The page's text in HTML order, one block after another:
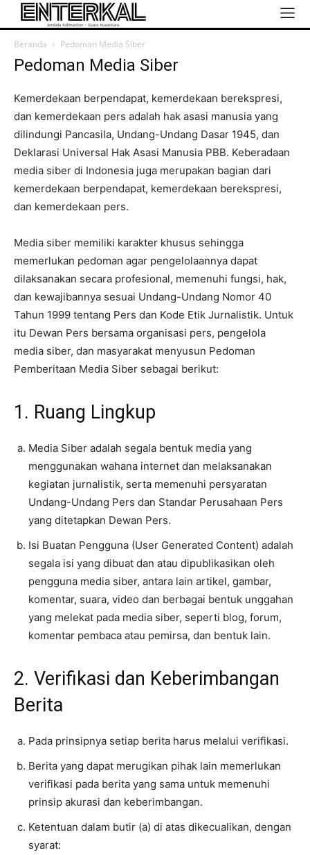
Beranda Pedoman Media Siber
Pedoman Media Siber
Kemerdekaan berpendapat, kemerdekaan berekspresi,
dan kemerdekaan pers adalah hak asasi manusia yang
dilindungi Pancasila, Undang-Undang Dasar 1945, dan
Deklarasi Universal Hak Asasi Manusia PBB. Keberadaan
media siber di Indonesia juga merupakan bagian dari
kemerdekaan berpendapat, kemerdekaan berekspresi,
dan kemerdekaan pers.
Media siber memiliki karakter khusus sehingga
memerlukan pedoman agar pengelolaannya dapat
dilaksanakan secara profesional, memenuhi fungsi, hak,
dan kewajibannya sesuai Undang-Undang Nomor 40
Tahun 1999 tentang Pers dan Kode Etik Jurnalistik. Untuk
itu Dewan Pers bersama organisasi pers, pengelola
media siber, dan masyarakat menyusun Pedoman
Pemberitaan Media Siber sebagai berikut:
1. Ruang Lingkup
Media Siber adalah segala bentuk media yang
menggunakan wahana internet dan melaksanakan
kegiatan jurnalistik, serta memenuhi persyaratan
Undang-Undang Pers dan Standar Perusahaan Pers
yang ditetapkan Dewan Pers.
Isi Buatan Pengguna (User Generated Content) adalah
segala isi yang dibuat dan atau dipublikasikan oleh
pengguna media siber, antara lain artikel, gambar,
komentar, suara, video dan berbagai bentuk unggahan
yang melekat pada media siber, seperti blog, forum,
komentar pembaca atau pemirsa, dan bentuk lain.
2. Verifikasi dan Keberimbangan
Berita
Pada prinsipnya setiap berita harus melalui verifikasi.
Berita yang dapat merugikan pihak lain memerlukan
verifikasi pada berita yang sama untuk memenuhi
prinsip akurasi dan keberimbangan.
Ketentuan dalam butir (a) di atas dikecualikan, dengan
syarat: